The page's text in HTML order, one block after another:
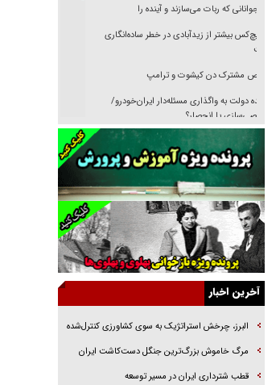
نوجوانانی که ربات می‌سازند و آینده را
هیچ‌کس بیشتر از زیدآبادی در خطر ساده‌انگاری
نیست
رقص مشترک دن کیشوت و ترامپ
دنده دولت به واگذاری مسئله‌دار ایران‌خودرو/
خصوصی‌سازی یا انحصار؟
غریزه‌ی بقا و آقای باقی و رفقا
جراحی‌های زیبایی با مدرک فوق‌دیپلم! + گفت‌وگو
با متهم
گفت‌وگو با همسر یکی از شهدای جنگ رمضان/
پیکر بی‌سر شهید را از انگشت‌های پا شناسایی کردیم
نسلی که آنلاین الگو می‌گیرد
گفت‌وگو با آیت‌الله جاودان/ جفای مخالفان مکانت
معنوی رهبر شهید را ارتقا می‌داد
آخرین اخبار
البرز، چرخش استراتژیک به سوی کشاورزی کنترل‌شده
مرگ خاموش بزرگ‌ترین جنگل دست‌کاشت ایران
قطب شترداری ایران در مسیر توسعه